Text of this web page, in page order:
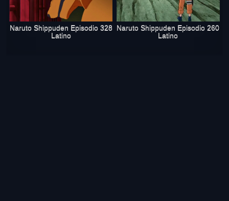
Naruto Shippuden Episodio 328
Latino
Naruto Shippuden Episodio 260
Latino